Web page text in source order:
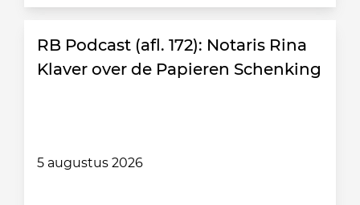
RB Podcast (afl. 172): Notaris Rina
Klaver over de Papieren Schenking
5 augustus 2026